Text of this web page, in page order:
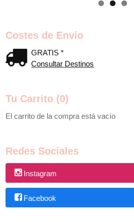
Costes de Envío
GRATIS *
Consultar Destinos
Tu Carrito (0)
El carrito de la compra está vacío
Redes Sociales
Instagram
Facebook